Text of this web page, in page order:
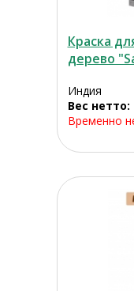
Краска
дерево
Индия
Вес нетто:
Временно